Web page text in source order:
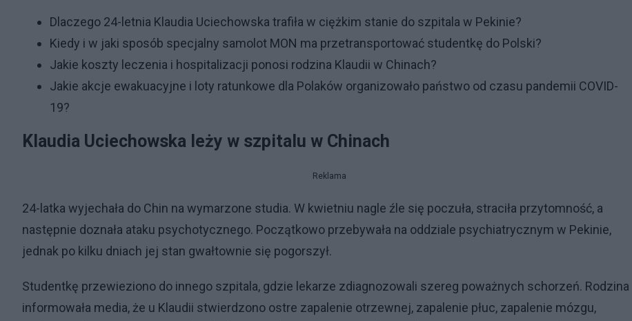
Dlaczego 24-letnia Klaudia Uciechowska trafiła w ciężkim stanie do szpitala w Pekinie?
Kiedy i w jaki sposób specjalny samolot MON ma przetransportować studentkę do Polski?
Jakie koszty leczenia i hospitalizacji ponosi rodzina Klaudii w Chinach?
Jakie akcje ewakuacyjne i loty ratunkowe dla Polaków organizowało państwo od czasu pandemii COVID-
19?
Klaudia Uciechowska leży w szpitalu w Chinach
Reklama
24-latka wyjechała do Chin na wymarzone studia. W kwietniu nagle źle się poczuła, straciła przytomność, a
następnie doznała ataku psychotycznego. Początkowo przebywała na oddziale psychiatrycznym w Pekinie,
jednak po kilku dniach jej stan gwałtownie się pogorszył.
Studentkę przewieziono do innego szpitala, gdzie lekarze zdiagnozowali szereg poważnych schorzeń. Rodzina
informowała media, że u Klaudii stwierdzono ostre zapalenie otrzewnej, zapalenie płuc, zapalenie mózgu,